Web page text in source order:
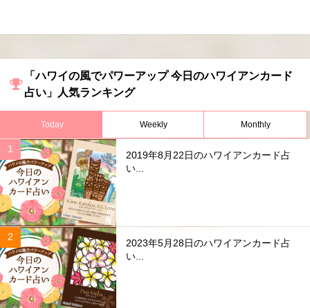
「ハワイの風でパワーアップ 今日のハワイアンカード
占い」人気ランキング
Today Weekly Monthly
2019年8月22日のハワイアンカード占
い...
2023年5月28日のハワイアンカード占
い...